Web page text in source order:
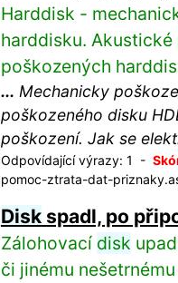
Harddisk -
harddisku.
poškozených
... Mechanicky
poškozeného disku
poškození. Jak se
Odpovídající výrazy: 1 -
pomoc-ztrata-dat-
Diskspadl, po
Zálohovací disk
či jinému